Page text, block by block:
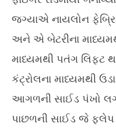
જગ્યાએ નાયલોન
અને એ બેટરીના
માધ્યમથી પતંગ લિફ્ટ
કંટ્રોલના માધ્યમથી
આગળની સાઈડ પંખો
પાછળની સાઈડ જે